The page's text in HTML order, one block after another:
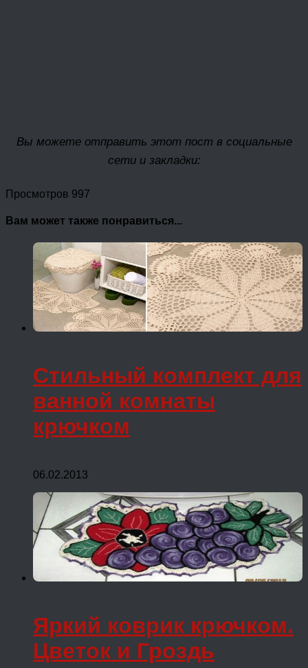
Вы можете отправить этот пост в социальные
сети и закладки:
Просмотров 997
Вам может также понравиться...
Стильный комплект для
ванной комнаты
крючком
06.02.2013
Яркий коврик крючком.
Цветок и Гроздь